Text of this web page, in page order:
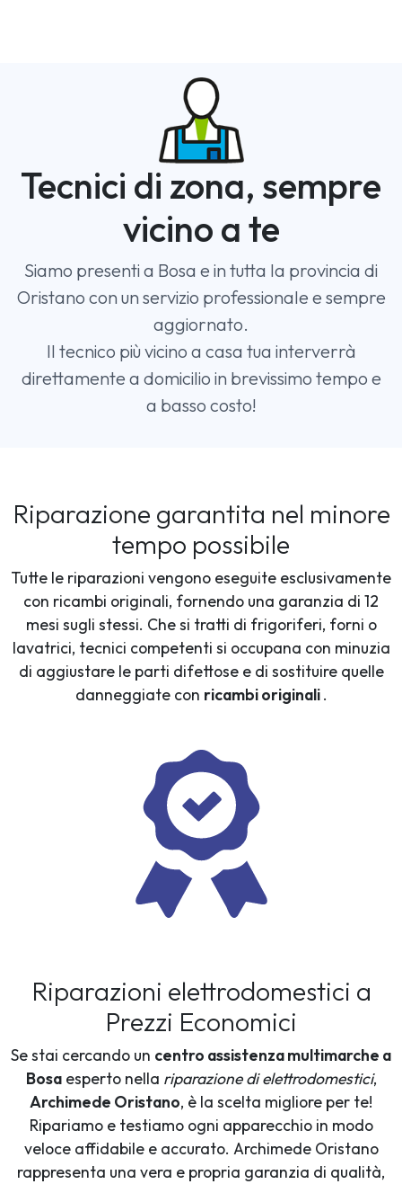
Tecnici di zona, sempre
vicino a te
Siamo presenti a Bosa e in tutta la provincia di
Oristano con un servizio professionale e sempre
aggiornato.
Il tecnico più vicino a casa tua interverrà
direttamente a domicilio in brevissimo tempo e
a basso costo!
Riparazione garantita nel minore
tempo possibile
Tutte le riparazioni vengono eseguite esclusivamente
con ricambi originali, fornendo una garanzia di 12
mesi sugli stessi. Che si tratti di frigoriferi, forni o
lavatrici, tecnici competenti si occupana con minuzia
di aggiustare le parti difettose e di sostituire quelle
danneggiate con ricambi originali.
Riparazioni elettrodomestici a
Prezzi Economici
Se stai cercando un centro assistenza multimarche a
Bosaesperto nella riparazione di elettrodomestici,
Archimede Oristano, è la scelta migliore per te!
Ripariamo e testiamo ogni apparecchio in modo
veloce affidabile e accurato. Archimede Oristano
rappresenta una vera e propria garanzia di qualità,